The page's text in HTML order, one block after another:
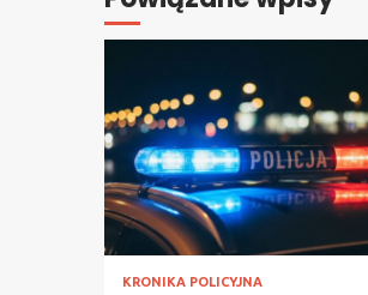
KRONIKA POLICYJNA